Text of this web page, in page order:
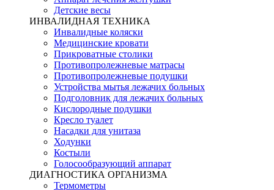
Детские весы
ИНВАЛИДНАЯ ТЕХНИКА
Инвалидные коляски
Медицинские кровати
Прикроватные столики
Противопролежневые матрасы
Противопролежневые подушки
Устройства мытья лежачих больных
Подголовник для лежачих больных
Кислородные подушки
Кресло туалет
Насадки для унитаза
Ходунки
Костыли
Голосообразующий аппарат
ДИАГНОСТИКА ОРГАНИЗМА
Термометры